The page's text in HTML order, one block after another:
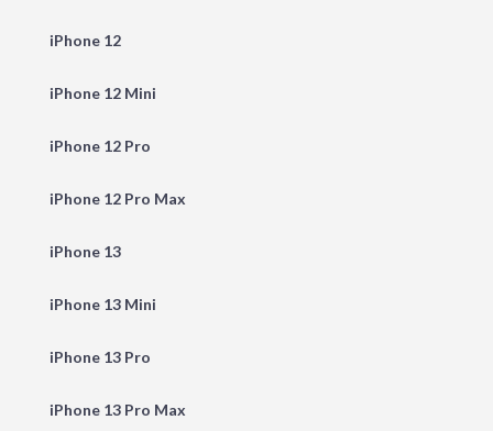
iPhone 12
iPhone 12 Mini
iPhone 12 Pro
iPhone 12 Pro Max
iPhone 13
iPhone 13 Mini
iPhone 13 Pro
iPhone 13 Pro Max